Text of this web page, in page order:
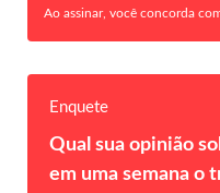
Ao assinar, você concorda
Enquete
Qual sua opinião
em uma semana o